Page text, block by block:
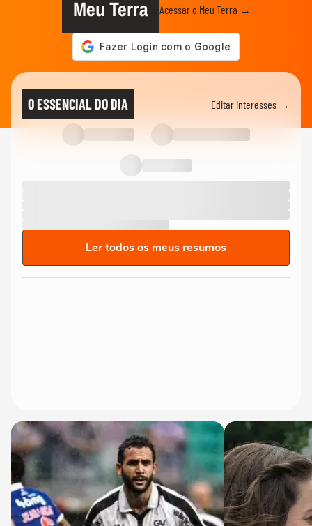
Meu Terra Acessar o Meu Terra →
O ESSENCIAL DO DIA Editar interesses →
Ler todos os meus resumos